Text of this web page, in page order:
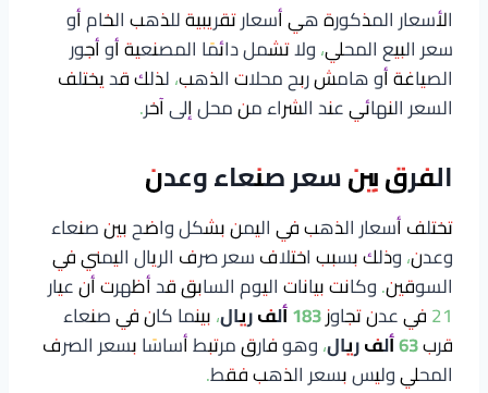
الأسعار المذكورة هي أسعار تقريبية للذهب الخام أو
سعر البيع المحلي، ولا تشمل دائمًا المصنعية أو أجور
الصياغة أو هامش ربح محلات الذهب، لذلك قد يختلف
السعر النهائي عند الشراء من محل إلى آخر.
الفرق بين سعر صنعاء وعدن
تختلف أسعار الذهب في اليمن بشكل واضح بين صنعاء
وعدن، وذلك بسبب اختلاف سعر صرف الريال اليمني في
السوقين. وكانت بيانات اليوم السابق قد أظهرت أن عيار
21 في عدن تجاوز
183 ألف ريال
، بينما كان في صنعاء
قرب63 ألف ريال
، وهو فارق مرتبط أساسًا بسعر الصرف
المحلي وليس بسعر الذهب فقط.